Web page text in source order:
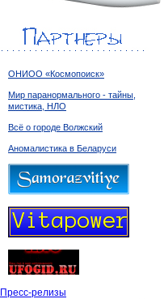
ОНИОО «Космопоиск»
Мир паранормального - тайны,
мистика, НЛО
Всё о городе Волжский
Аномалистика в Беларуси
Пресс-релизы